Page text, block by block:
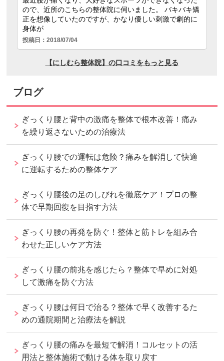
ブログ
ぎっくり腰と背中の激痛を整体で根本改善！痛み
を繰り返さないための治療法
ぎっくり腰での運転は危険？痛みを解消して快適
に運転するための整体ケア
ぎっくり腰後の足のしびれを徹底ケア！プロの整
体で早期回復を目指す方法
ぎっくり腰の再発を防ぐ！整体と筋トレを組み合
わせた正しいケア方法
ぎっくり腰の前兆を感じたら？整体で早めに対処
して激痛を防ぐ方法
ぎっくり腰は何日で治る？整体で早く改善するた
めの通院期間と治療法を解説
ぎっくり腰の痛みを最短で解消！コルセットの活
用法と整体施術で動ける体を取り戻す